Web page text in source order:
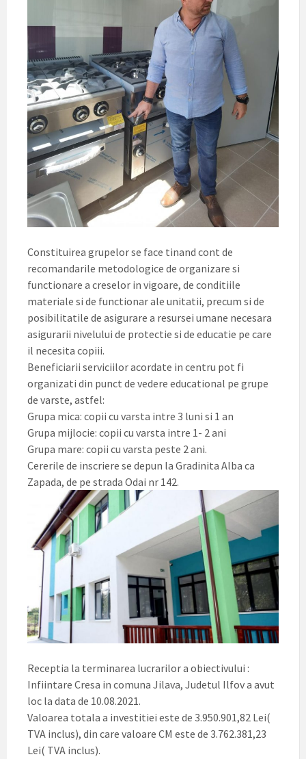
Constituirea grupelor se face tinand cont de
recomandarile metodologice de organizare si
functionare a creselor in vigoare, de conditiile
materiale si de functionar ale unitatii, precum si de
posibilitatile de asigurare a resursei umane necesara
asigurarii nivelului de protectie si de educatie pe care
il necesita copiii.
Beneficiarii serviciilor acordate in centru pot fi
organizati din punct de vedere educational pe grupe
de varste, astfel:
Grupa mica: copii cu varsta intre 3 luni si 1 an
Grupa mijlocie: copii cu varsta intre 1- 2 ani
Grupa mare: copii cu varsta peste 2 ani.
Cererile de inscriere se depun la Gradinita Alba ca
Zapada, de pe strada Odai nr 142.
Receptia la terminarea lucrarilor a obiectivului :
Infiintare Cresa in comuna Jilava, Judetul Ilfov a avut
loc la data de 10.08.2021.
Valoarea totala a investitiei este de ‪3.950.901‬,82 Lei(
TVA inclus), din care valoare CM este de ‪3.762.381‬,23
Lei( TVA inclus).